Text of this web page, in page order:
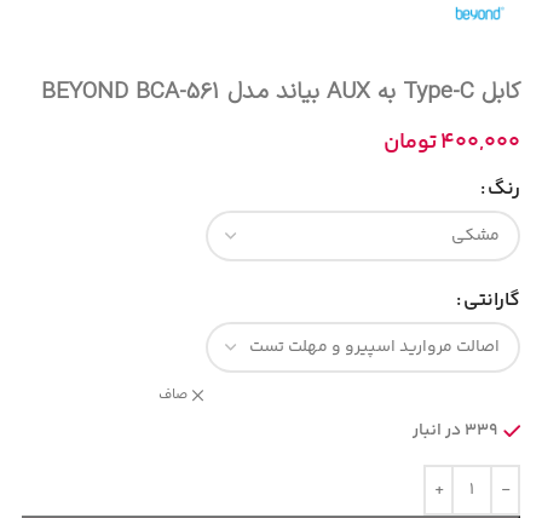
کابل Type-C به AUX بیاند مدل BEYOND BCA-561
400,000تومان
رنگ
گارانتی
صاف
339 در انبار